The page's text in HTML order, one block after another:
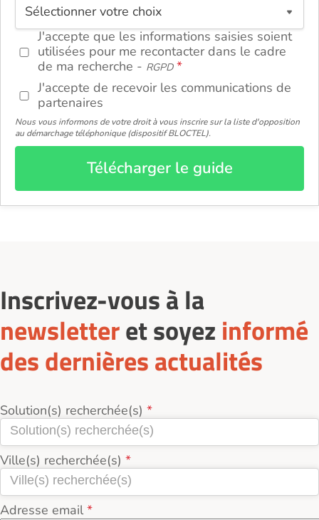
J'accepte que les informations saisies soient
utilisées pour me recontacter dans le cadre
de ma recherche - RGPD
J'accepte de recevoir les communications de
partenaires
Nous vous informons de votre droit à vous inscrire sur la liste d'opposition
au démarchage téléphonique (dispositif BLOCTEL).
Télécharger le guide
ou
Inscrivez-vous à la
newsletteret soyez informé
des dernières actualités
Solution(s) recherchée(s)
Ville(s) recherchée(s)
Adresse email